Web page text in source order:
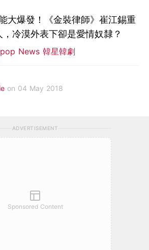
大爆發！《金裝律師》崔江錫重
冷漠外表下卻是愛情奴隸？
News 韓星韓劇
on 04 May 2018
ADVERTISEMENT
Sponsored Content